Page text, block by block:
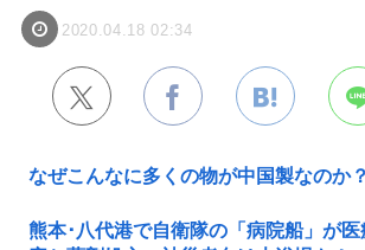
2020.04.18 02:34
なぜこんなに多くの物が中国製なのか
熊本･八代港で自衛隊の「病院船」が